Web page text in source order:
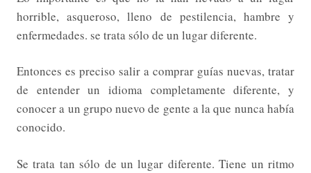
horrible, asqueroso, lleno de pestilencia, hambre y
enfermedades. se trata sólo de un lugar diferente.
Entonces es preciso salir a comprar guías nuevas, tratar
de entender un idioma completamente diferente, y
conocer a un grupo nuevo de gente a la que nunca había
conocido.
Se trata tan sólo de un lugar diferente. Tiene un ritmo